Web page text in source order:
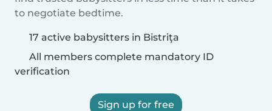
to negotiate bedtime.
17 active babysitters in Bistriţa
All members complete mandatory ID
verification
Sign up for free